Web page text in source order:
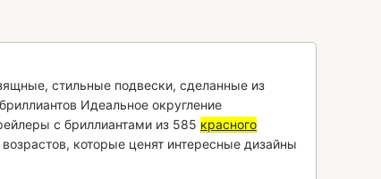
стильные подвески, сделанные из
Идеальное округление
с бриллиантами из 585 красного
которые ценят интересные дизайны